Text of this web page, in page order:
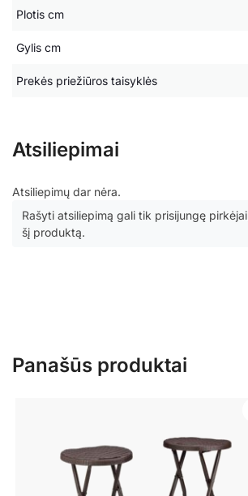
Plotis cm
Gylis cm
Prekės priežiūros taisyklės
Atsiliepimai
Atsiliepimų dar nėra.
Rašyti atsiliepimą gali tik prisijungę
šį produktą.
Panašūs produktai